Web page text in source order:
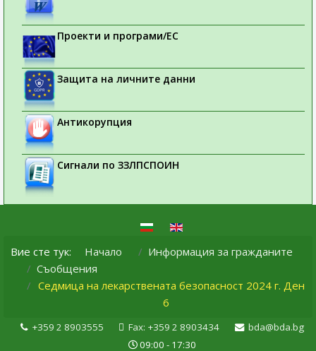
Проекти и програми/ЕС
Защита на личните данни
Антикорупция
Сигнали по ЗЗЛПСПОИН
Вие сте тук: Начало
Информация за гражданите
Съобщения
Седмица на лекарствената безопасност 2024 г. Ден
6
+359 2 8903555 Fax: +359 2 8903434
bda@bda.bg
09:00 - 17:30